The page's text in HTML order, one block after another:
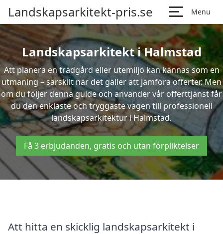
Landskapsarkitekt-pris.se Menu
Landskapsarkitekt i Halmstad
Att planera en trädgård eller utemiljö kan kännas som en
utmaning – särskilt när det gäller att jämföra offerter. Men
om du följer denna guide och använder vår offerttjänst får
du den enklaste och tryggaste vägen till professionell
landskapsarkitektur i Halmstad.
Få 3 erbjudanden, gratis och utan förpliktelser
Att hitta en skicklig landskapsarkitekt i